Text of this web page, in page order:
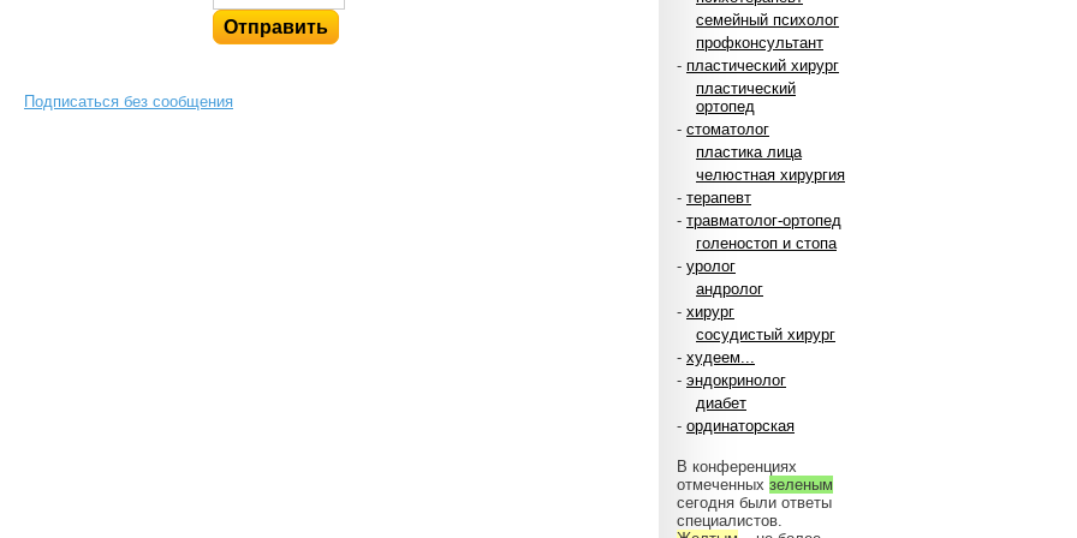
семейный психолог
профконсультант
- пластический хирург
пластический
ортопед
- стоматолог
пластика лица
челюстная хирургия
- терапевт
- травматолог-ортопед
голеностоп и стопа
- уролог
андролог
- хирург
сосудистый хирург
- худеем...
- эндокринолог
диабет
- ординаторская
В конференциях
отмеченных зеленым
сегодня были ответы
специалистов.
Подписаться без сообщения